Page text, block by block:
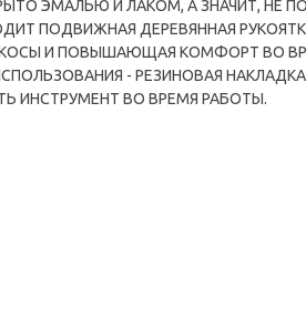
ЭМАЛЬЮ И ЛАКОМ, А ЗНАЧИТ, НЕ
ПОДВИЖНАЯ ДЕРЕВЯННАЯ
И ПОВЫШАЮЩАЯ КОМФОРТ ВО
- РЕЗИНОВАЯ
ИНСТРУМЕНТ ВО ВРЕМЯ РАБОТЫ.